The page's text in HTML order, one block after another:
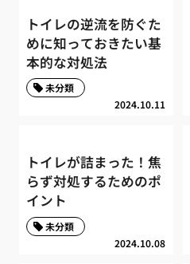
トイレの逆流を防ぐた
めに知っておきたい基
本的な対処法
2024.10.11
未分類
トイレが詰まった！焦
らず対処するためのポ
イント
2024.10.08
未分類